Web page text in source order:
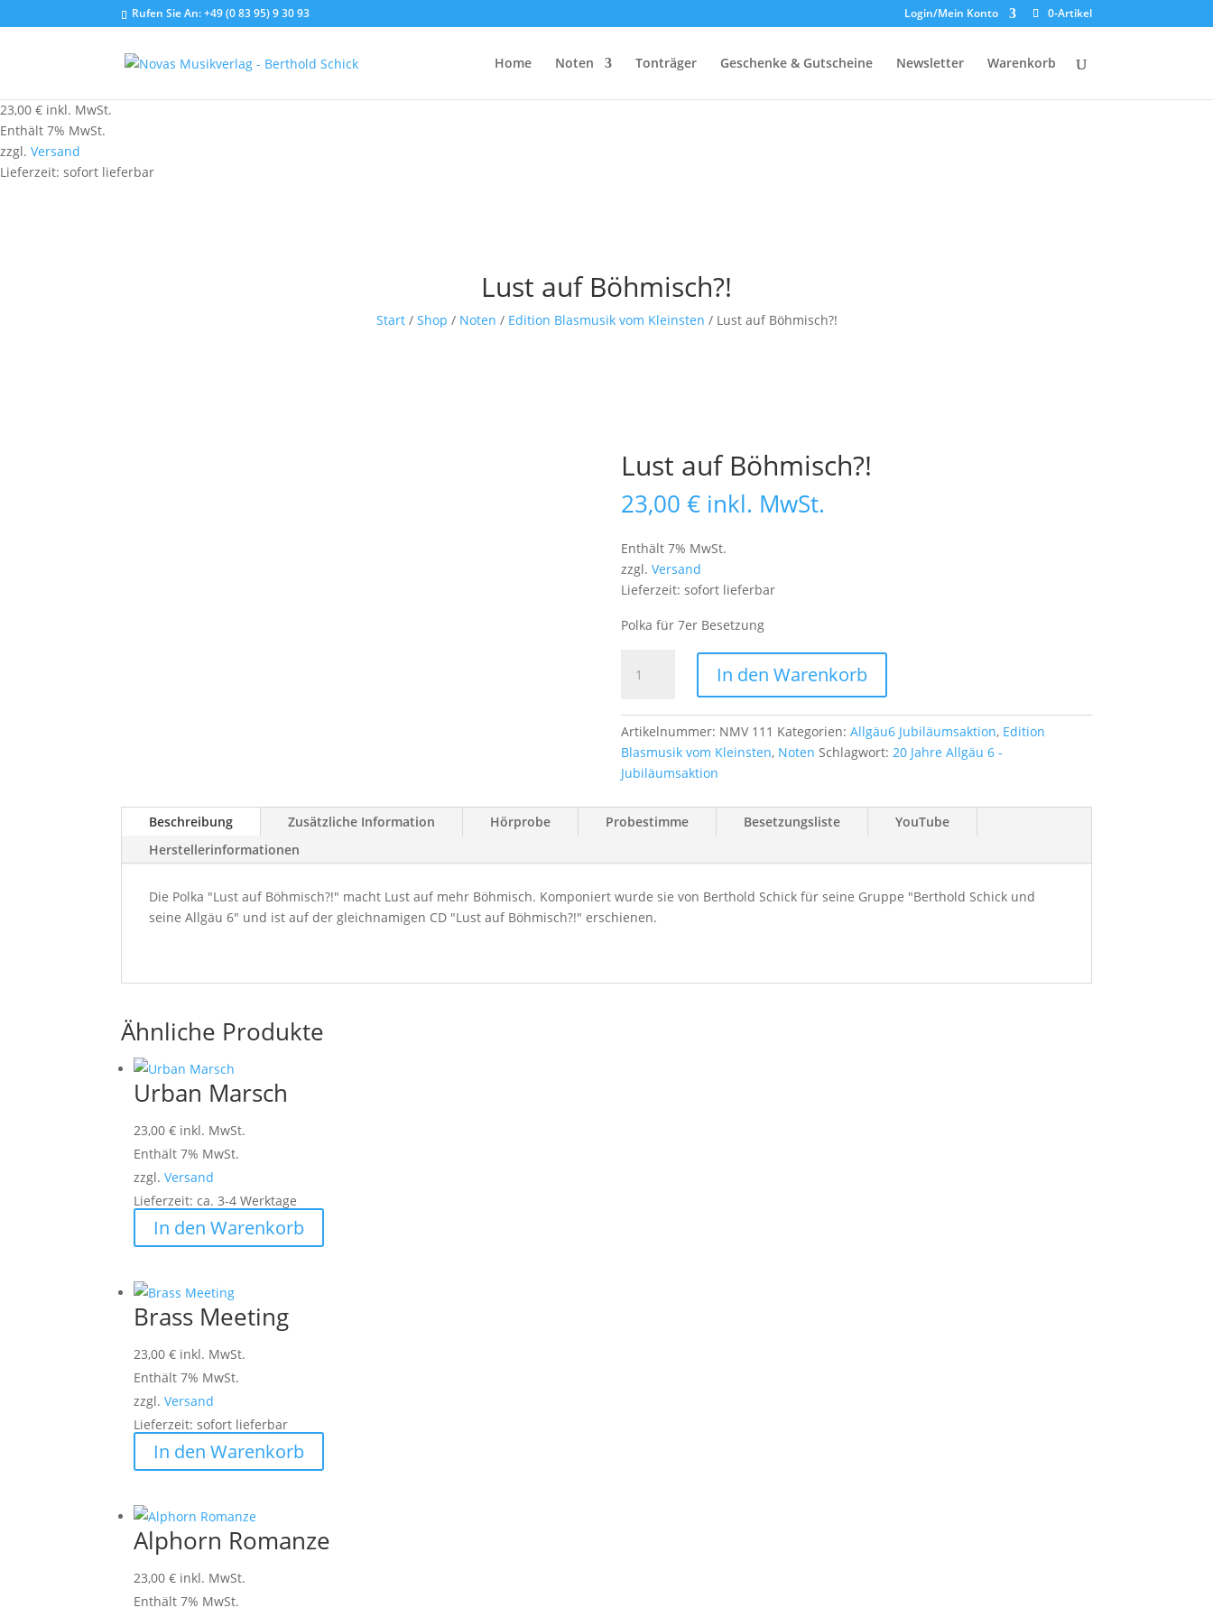
Rufen Sie An:+49 (0 83 95) 9 30 93 Login/Mein Konto 0-Artikel
Home Noten Tonträger Geschenke & Gutscheine Newsletter Warenkorb
23,00 € inkl. MwSt.
Enthält 7% MwSt.
zzgl. Versand
Lieferzeit: sofort lieferbar
Lust auf Böhmisch?!
Start/ Shop / Noten / Edition Blasmusik vom Kleinsten / Lust auf Böhmisch?!
Lust auf Böhmisch?!
23,00€ inkl. MwSt.
Enthält 7% MwSt.
zzgl.Versand
Lieferzeit: sofort lieferbar
Polka für 7er Besetzung
auf
In den Warenkorb
Artikelnummer: NMV 111 Kategorien:Allgäu6 Jubiläumsaktion, Edition
Blasmusik vom Kleinsten, Noten Schlagwort: 20 Jahre Allgäu 6 -
Jubiläumsaktion
Beschreibung Zusätzliche Information Hörprobe Probestimme Besetzungsliste
YouTube
Herstellerinformationen
Die Polka "Lust auf Böhmisch?!" macht Lust auf mehr Böhmisch. Komponiert wurde sie von Berthold Schick für seine Gruppe "Berthold Schick und
seine Allgäu 6" und ist auf der gleichnamigen CD "Lust auf Böhmisch?!" erschienen.
Ähnliche Produkte
Urban Marsch
23,00€ inkl. MwSt.
Enthält 7% MwSt.
zzgl.Versand
Lieferzeit: ca. 3-4 Werktage
In den Warenkorb
Brass Meeting
23,00€ inkl. MwSt.
Enthält 7% MwSt.
zzgl.Versand
Lieferzeit: sofort lieferbar
In den Warenkorb
Alphorn Romanze
23,00€ inkl. MwSt.
Enthält 7% MwSt.